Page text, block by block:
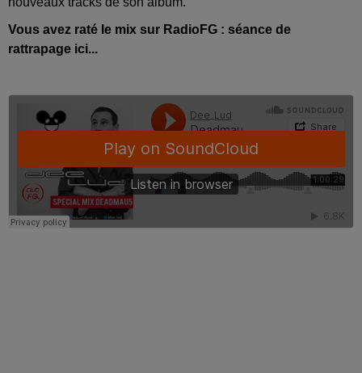
Vous avez raté le mix sur RadioFG : séance de
rattrapage ici...